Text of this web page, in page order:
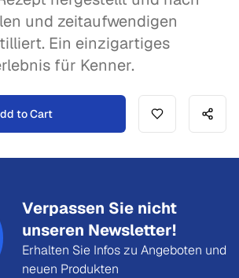
und zeitaufwendigen
Ein einzigartiges
für Kenner.
to Cart
Verpassen Sie nicht
unseren Newsletter!
Erhalten Sie Infos zu Angeboten und
neuen Produkten